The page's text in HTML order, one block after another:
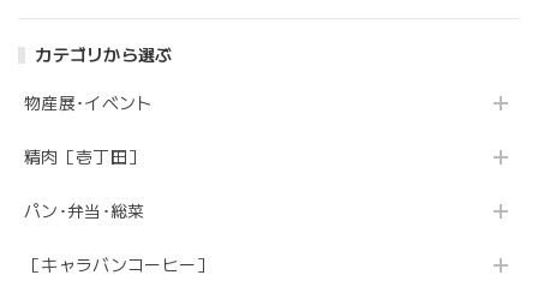
カテゴリから選ぶ
物産展･イベント
精肉［壱丁田］
パン･弁当･総菜
［キャラバンコーヒー］